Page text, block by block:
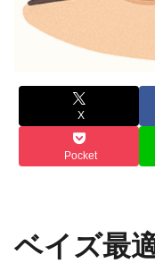
X
Pocket
ベイズ最